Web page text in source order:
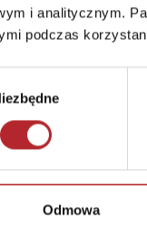
i analitycznym.
podczas
Odmowa